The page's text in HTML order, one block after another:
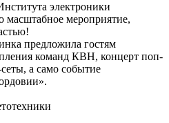
электроники
масштабное мероприятие,
предложила гостям
команд КВН, концерт поп-
а само событие